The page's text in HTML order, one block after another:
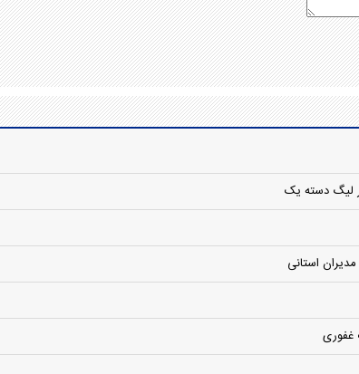
لیگ دسته یک
استانی
غفوری